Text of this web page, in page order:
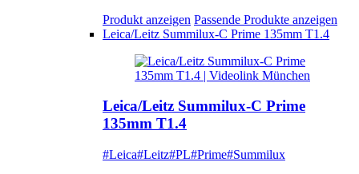
Produkt anzeigen Passende Produkte anzeigen
Leica/Leitz Summilux-C Prime 135mm T1.4
Leica/Leitz Summilux-C Prime
135mm T1.4
#Leica#Leitz#PL#Prime#Summilux